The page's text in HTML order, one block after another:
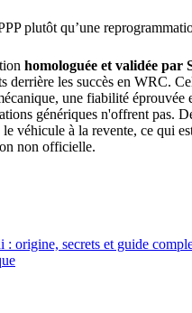
plutôt qu’une
homologuée et validée par
derrière les succès en WRC.
une fiabilité éprouvée
génériques n'offrent pas.
véhicule à la revente, ce qui
non officielle.
origine, secrets et guide